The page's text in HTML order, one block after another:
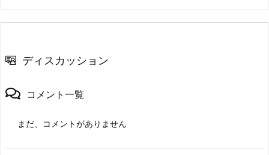
ディスカッション
コメント一覧
まだ、コメントがありません